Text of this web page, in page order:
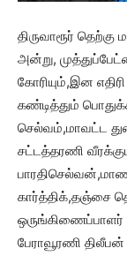
திருவாரூர் தெற்கு
அன்று,
கோரியும்,இன
கண்டித்தும்
செல்வம்,மாவட்ட
சட்டத்தரணி
கார்த்திக்,தஞ்சை
ஒருங்கிணைப்பாளர்
பேராவூரணி